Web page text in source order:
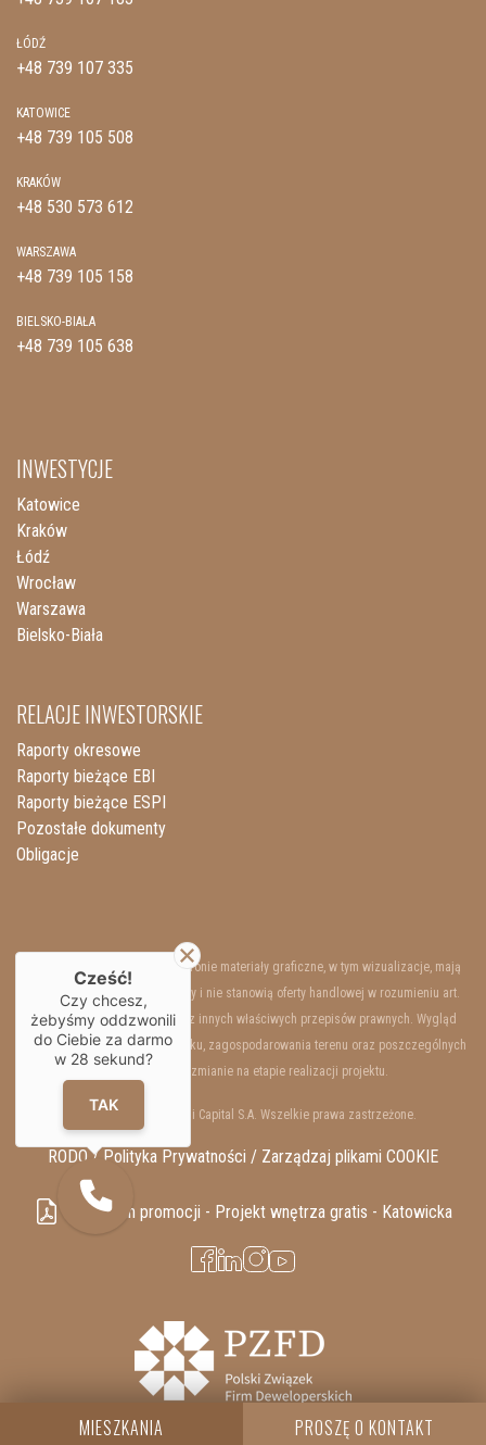
ŁÓDŹ
+48 739 107 335
KATOWICE
+48 739 105 508
KRAKÓW
+48 530 573 612
WARSZAWA
+48 739 105 158
BIELSKO-BIAŁA
+48 739 105 638
INWESTYCJE
Katowice
Kraków
Łódź
Wrocław
Warszawa
Bielsko-Biała
RELACJE INWESTORSKIE
Raporty okresowe
Raporty bieżące EBI
Raporty bieżące ESPI
Pozostałe dokumenty
Obligacje
Przedstawione na niniejszej stronie materiały graficzne, w tym wizualizacje, mają
charakter wyłącznie poglądowy i nie stanowią oferty handlowej w rozumieniu art.
66 §1 Kodeksu Cywilnego oraz innych właściwych przepisów prawnych. Wygląd
wewnętrzny i zewnętrzny budynku, zagospodarowania terenu oraz poszczególnych
lokali mogą ulec zmianie na etapie realizacji projektu.
Copyrights © 2025 Resi Capital S.A. Wszelkie prawa zastrzeżone.
RODO / Polityka Prywatności / Zarządzaj plikami COOKIE
Regulamin promocji - Projekt wnętrza gratis - Katowicka
MIESZKANIA PROSZĘ O KONTAKT
Cześć!
Czy chcesz,
żebyśmy oddzwonili
do Ciebie za darmo
w 28 sekund?
TAK